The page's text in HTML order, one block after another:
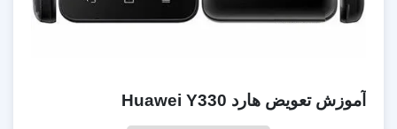
آموزش تعویض هارد Huawei Y330